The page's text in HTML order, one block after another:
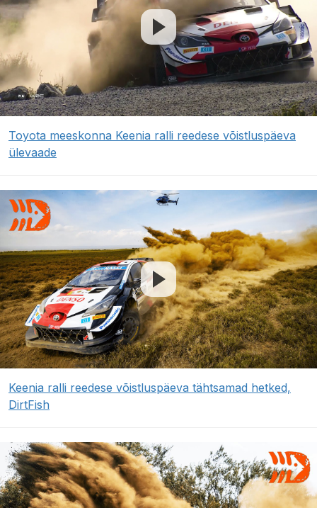
Toyota meeskonna Keenia ralli reedese võistluspäeva
ülevaade
Keenia ralli reedese võistluspäeva tähtsamad hetked,
DirtFish